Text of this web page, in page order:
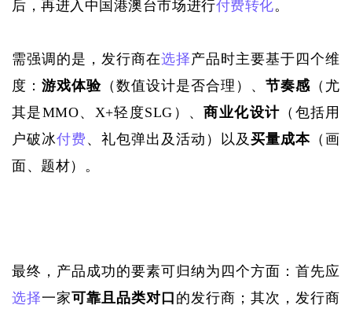
后，再进入中国港澳台市场进行付费转化。
需强调的是，发行商在选择产品时主要基于四个维
度：游戏体验 （数值设计是否合理）、节奏感 （尤
其是MMO、X+轻度SLG）、商业化设计 （包括用
户破冰付费 、礼包弹出及活动）以及买量成本 （画
面、题材）。
最终，产品成功的要素可归纳为四个方面：首先应
选择一家可靠且品类对口 的发行商；其次，发行商